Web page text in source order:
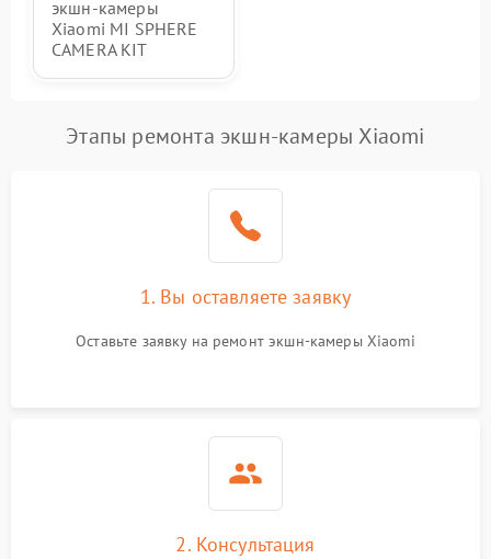
экшн-камеры
Xiaomi MI SPHERE
CAMERA KIT
Этапы ремонта экшн-камеры Xiaomi
1. Вы оставляете заявку
Оставьте заявку на ремонт экшн-камеры Xiaomi
2. Консультация